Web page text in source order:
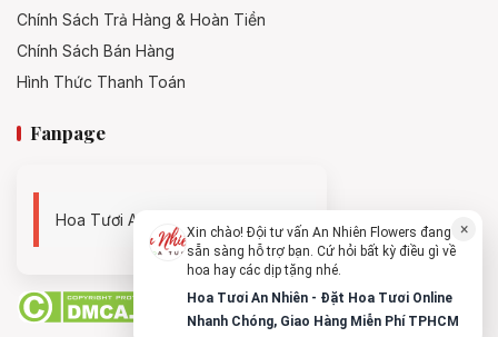
Chính Sách Trả Hàng & Hoàn Tiền
Chính Sách Bán Hàng
Hình Thức Thanh Toán
Fanpage
Hoa Tươi An Nhiên - 0938494119 ×
Xin chào! Đội tư vấn An Nhiên Flowers đang
sẵn sàng hỗ trợ bạn. Cứ hỏi bất kỳ điều gì về
hoa hay các dịp tặng nhé.
Hoa Tươi An Nhiên - Đặt Hoa Tươi Online
Nhanh Chóng, Giao Hàng Miễn Phí TPHCM